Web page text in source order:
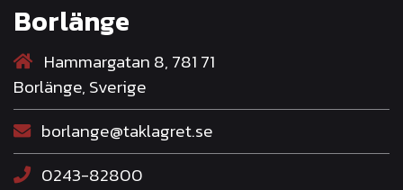
Borlänge
Hammargatan 8, 781 71
Borlänge, Sverige
borlange@taklagret.se
0243-82800